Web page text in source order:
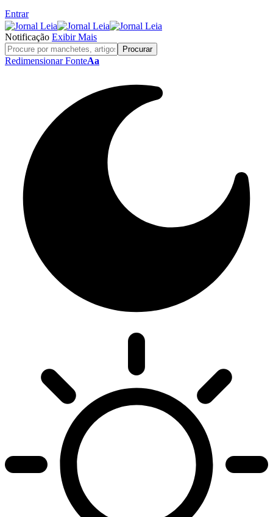
Entrar
Notificação Exibir Mais
Redimensionar FonteAa